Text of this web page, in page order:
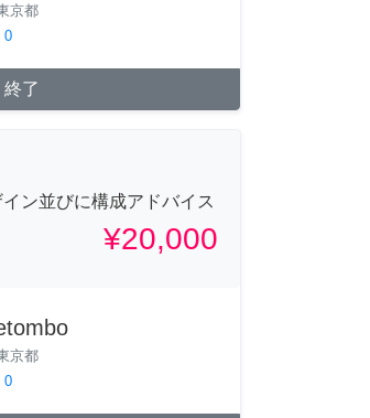
京都
0
終了
ン並びに構成アドバイス
¥20,000
京都
0